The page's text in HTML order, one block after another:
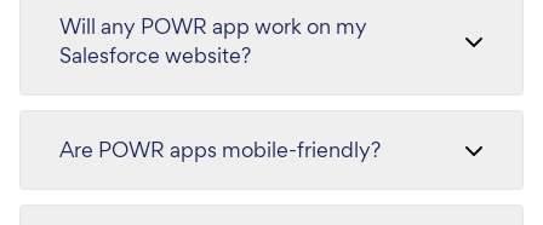
Will any POWR app work on my
Salesforce website?
Are POWR apps mobile-friendly?